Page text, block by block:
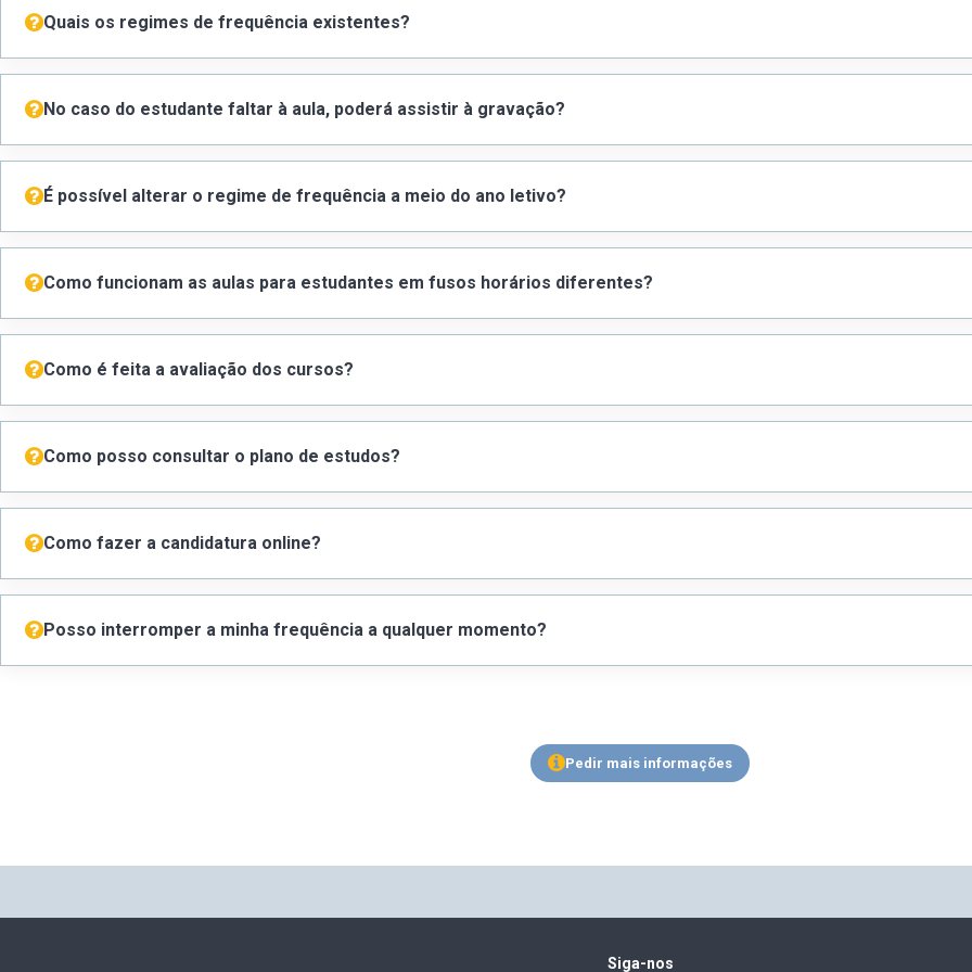
Quais os regimes de frequência existentes?
No caso do estudante faltar à aula, poderá assistir à gravação?
É possível alterar o regime de frequência a meio do ano letivo?
Como funcionam as aulas para estudantes em fusos horários diferentes?
Como é feita a avaliação dos cursos?
Como posso consultar o plano de estudos?
Como fazer a candidatura online?
Posso interromper a minha frequência a qualquer momento?
Pedir mais informações
Siga-nos